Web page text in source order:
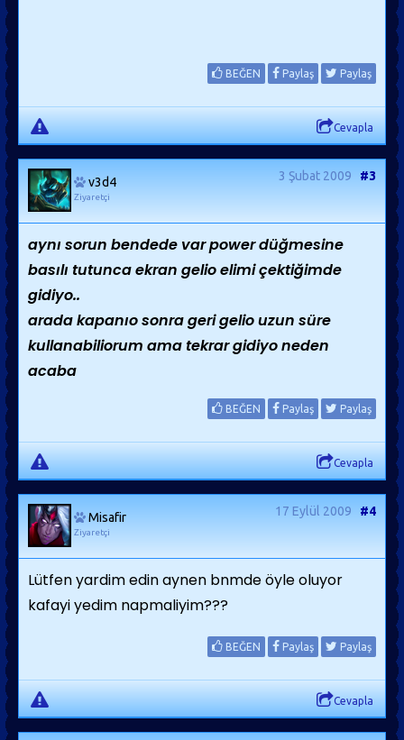
BEĞEN Paylaş Paylaş
Cevapla
v3d4
Ziyaretçi
3 Şubat 2009 #3
aynı sorun bendede var power düğmesine
basılı tutunca ekran gelio elimi çektiğimde
gidiyo..
arada kapanıo sonra geri gelio uzun süre
kullanabiliorum ama tekrar gidiyo neden
acaba
BEĞEN Paylaş Paylaş
Cevapla
Misafir
Ziyaretçi
17 Eylül 2009 #4
Lütfen yardim edin aynen bnmde öyle oluyor
kafayi yedim napmaliyim???
BEĞEN Paylaş Paylaş
Cevapla